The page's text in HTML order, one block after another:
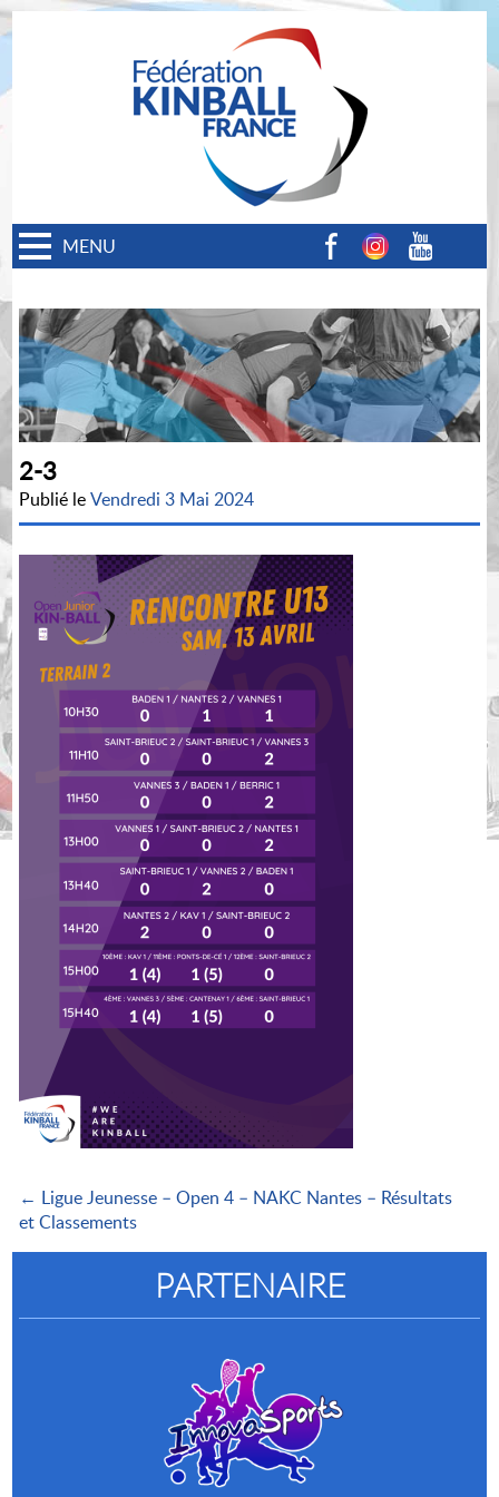
MENU
2-3
Publié leVendredi 3 Mai 2024
← Ligue Jeunesse – Open 4 – NAKC Nantes – Résultats
et Classements
PARTENAIRE